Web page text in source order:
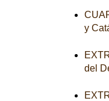
y
del